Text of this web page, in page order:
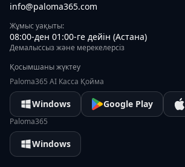
info@paloma365.com
Жұмыс уақыты:
08:00-ден 01:00-ге дейін (Астана)
Демалыссыз және мерекелерсіз
Қосымшаны жүктеу
Paloma365 AI Касса Қойма
Windows Google Play
Paloma365
Windows